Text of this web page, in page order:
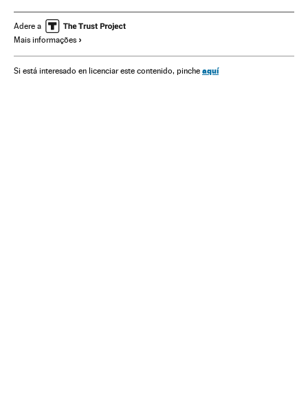
Adere a
Mais informações
Si está interesado en licenciar este contenido, pinche aquí